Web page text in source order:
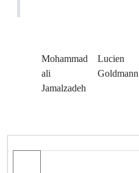
Mohammad
ali
Jamalzadeh
Lucien
Goldmann